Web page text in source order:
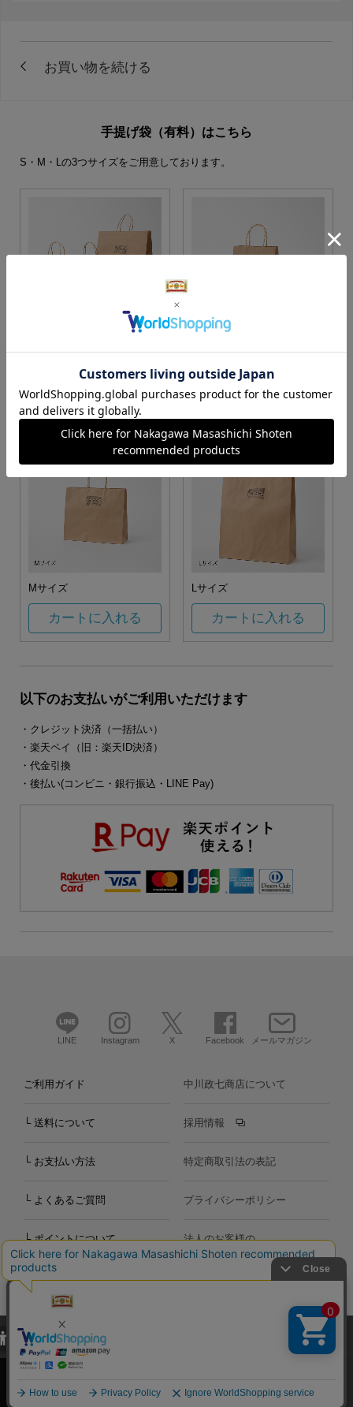
手提げ袋（有料）はこちら
S・M・Lの3つサイズをご用意しております。
カートに入れる カートに入れる
Mサイズ
カートに入れる
Lサイズ
カートに入れる
以下のお支払いがご利用いただけます
・クレジット決済（一括払い）
・楽天ペイ（旧：楽天ID決済）
・代金引換
・後払い(コンビニ・銀行振込・LINE Pay)
LINE Instagram X Facebook メールマガジン
ご利用ガイド
└ 送料について
└ お支払い方法
└ よくあるご質問
└ ポイントについて
お問い合わせ
中川政七商店について
採用情報
特定商取引法の表記
プライバシーポリシー
法人のお客様の
お問い合わせ
Copyright©2000-2026
Nakagawa Masashichi Shoten All Rights Reserved.
当サイトでは、当サイト内における閲覧履歴・属性情報などの取得およ
び利便性向上のためにクッキー（Cookie）を使用いたします。詳細に
関しては「プライバシーポリシー
承諾する